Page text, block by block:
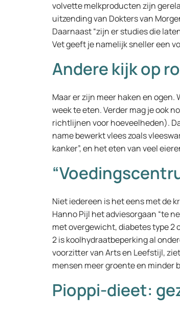
volvette melkproducten zijn
uitzending van Dokters van
Daarnaast “zijn er studies die
Vet geeft je namelijk sneller een
Andere kijk op
Maar er zijn meer haken en
week te eten. Verder mag je ook
richtlijnen voor hoeveelheden).
name bewerkt vlees zoals
kanker”, en het eten van veel
Niet iedereen is het eens met de
Hanno Pijl het adviesorgaan “te
met overgewicht, diabetes type
2 is koolhydraatbeperking al
voorzitter van Arts en Leefstijl,
mensen meer groente en minder
Pioppi-dieet: